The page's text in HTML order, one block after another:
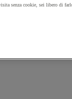
senza cookie, sei libero di